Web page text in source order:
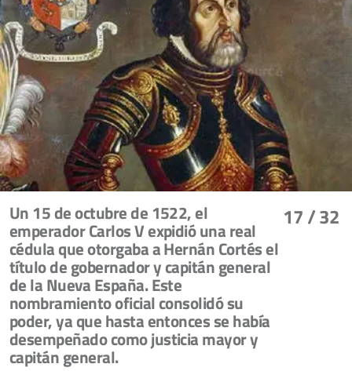
17/ 32
Un 15 de octubre de 1522, el
emperador Carlos V expidió una real
cédula que otorgaba a Hernán Cortés el
título de gobernador y capitán general
de la Nueva España. Este
nombramiento oficial consolidó su
poder, ya que hasta entonces se había
desempeñado como justicia mayor y
capitán general.